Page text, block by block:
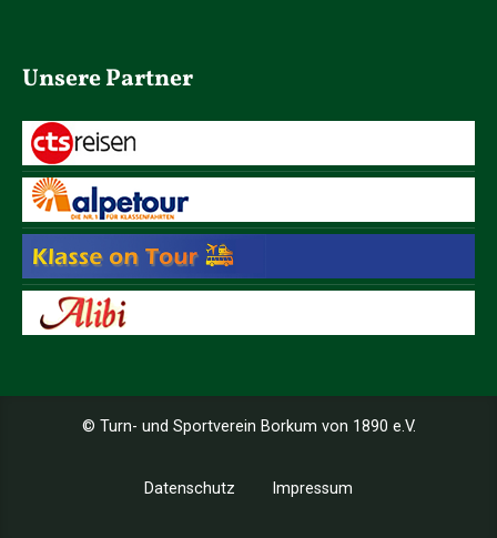
Unsere Partner
© Turn- und Sportverein Borkum von 1890 e.V.
Datenschutz Impressum